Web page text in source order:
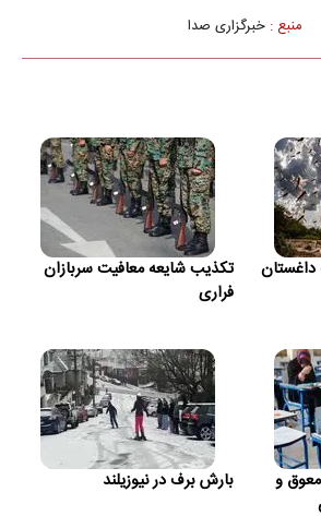
منبع : خبرگزاری صدا
تکذیب شایعه معافیت سربازان
فراری
معوق و
بارش برف در نیوزیلند